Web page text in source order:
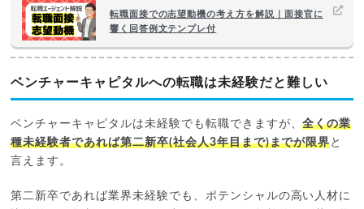
転職面接での志望動機の考え方を解説｜面接官に
響く回答例文テンプレ付
ベンチャーキャピタルへの転職は未経験だと難しい
ベンチャーキャピタルは未経験でも転職できますが、全くの業
種未経験者であれば第二新卒(社会人3年目まで)までが限界と
言えます。
第二新卒であれば業界未経験でも、ポテンシャルの高い人材に